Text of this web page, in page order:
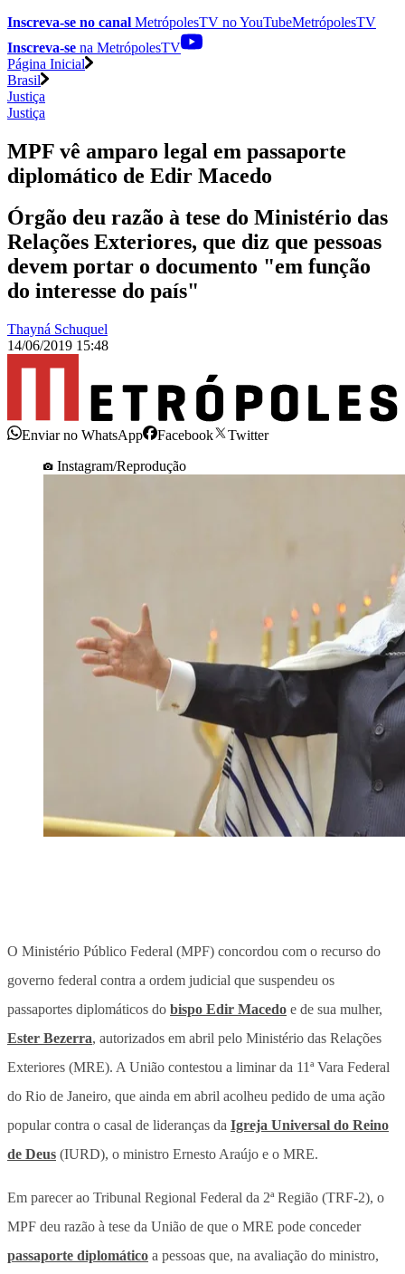
Inscreva-se no canal MetrópolesTV noYouTubeMetrópolesTV
Inscreva-se na MetrópolesTV
Página Inicial
Brasil
Justiça
Justiça
MPF vê amparo legal em passaporte
diplomático de Edir Macedo
Órgão deu razão à tese do Ministério das
Relações Exteriores, que diz que pessoas
devem portar o documento "em função
do interesse do país"
Thayná Schuquel
14/06/2019 15:48
Enviar no WhatsApp Facebook
Twitter
Instagram/Reprodução
O Ministério Público Federal (MPF) concordou com o recurso do
governo federal contra a ordem judicial que suspendeu os
passaportes diplomáticos do bispo Edir Macedo e de sua mulher,
Ester Bezerra, autorizados em abril pelo Ministério das Relações
Exteriores (MRE). A União contestou a liminar da 11ª Vara Federal
do Rio de Janeiro, que ainda em abril acolheu pedido de uma ação
popular contra o casal de lideranças da Igreja Universal do Reino
de Deus (IURD), o ministro Ernesto Araújo e o MRE.
Em parecer ao Tribunal Regional Federal da 2ª Região (TRF-2), o
MPF deu razão à tese da União de que o MRE pode conceder
passaporte diplomático a pessoas que, na avaliação do ministro,